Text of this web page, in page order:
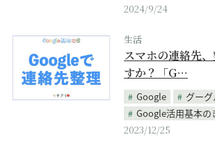
2024/9/24
生活
スマホの連絡先
すか？「G…
Google
グーグ
Google活用基本の
2023/12/25